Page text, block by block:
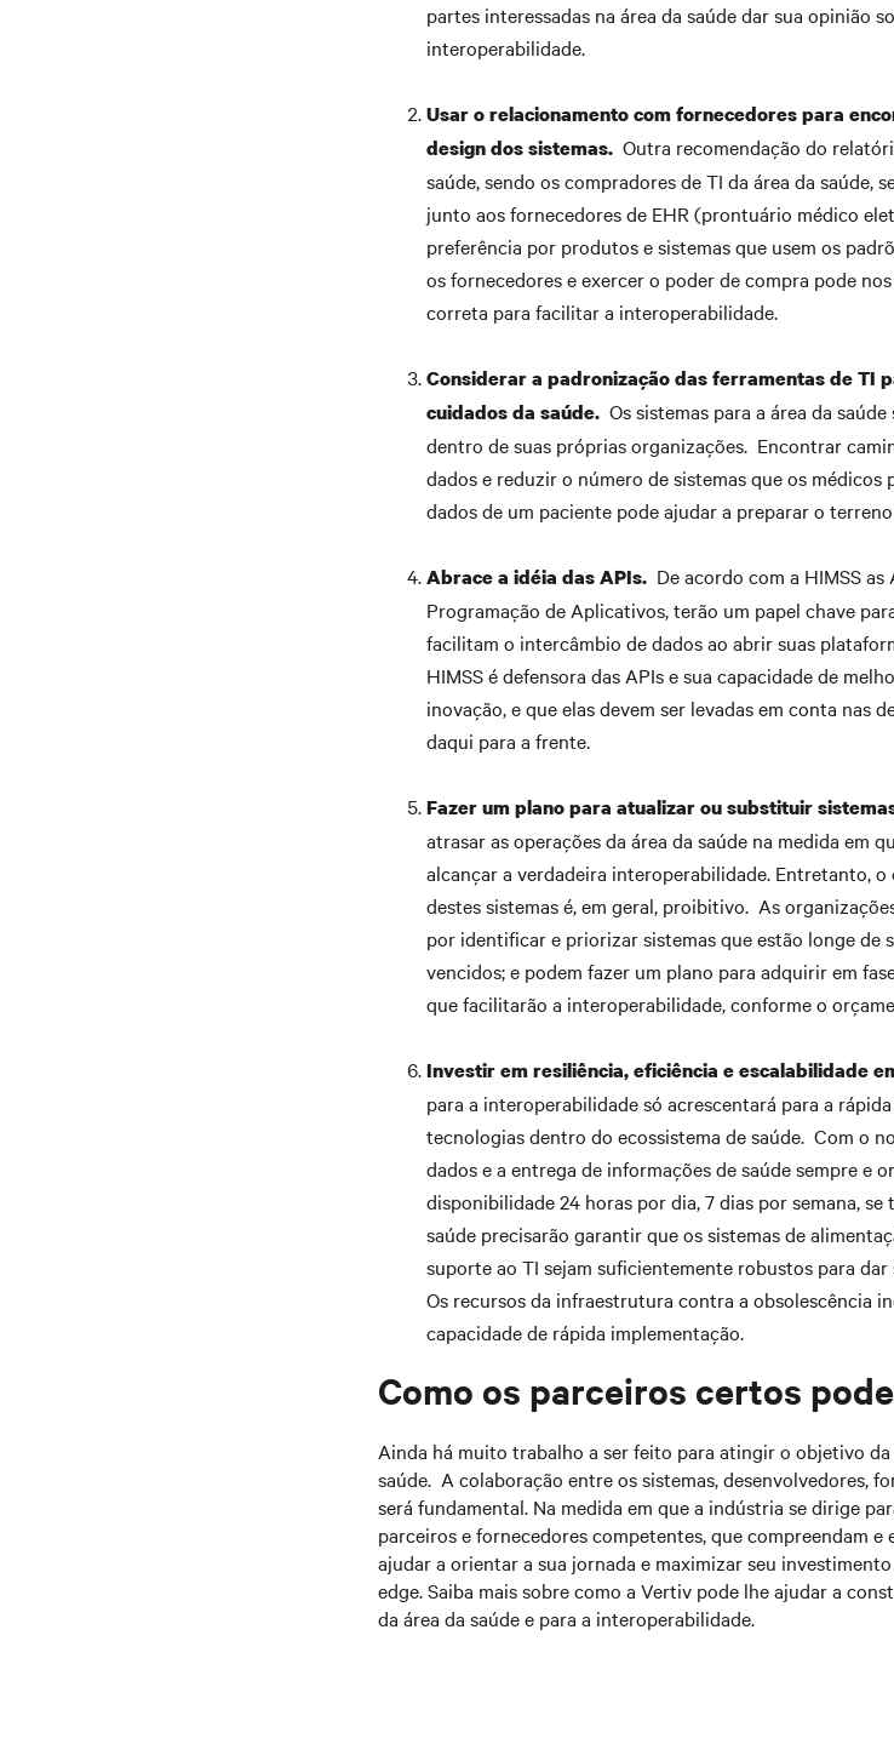
partes interessadas na área da saúde dar sua opinião
interoperabilidade.
Usar o relacionamento com fornecedores para
design dos sistemas. Outra recomendação do
saúde, sendo os compradores de TI da área da saúde,
junto aos fornecedores de EHR (prontuário médico
preferência por produtos e sistemas que usem os
os fornecedores e exercer o poder de compra pode
correta para facilitar a interoperabilidade.
Considerar a padronização das ferramentas de TI
cuidados da saúde. Os sistemas para a área da
dentro de suas próprias organizações. Encontrar
dados e reduzir o número de sistemas que os
dados de um paciente pode ajudar a preparar o
Abrace a idéia das APIs. De acordo com a HIMSS
Programação de Aplicativos, terão um papel chave
facilitam o intercâmbio de dados ao abrir suas
HIMSS é defensora das APIs e sua capacidade de
inovação, e que elas devem ser levadas em conta nas
daqui para a frente.
Fazer um plano para atualizar ou substituir
atrasar as operações da área da saúde na medida em
alcançar a verdadeira interoperabilidade. Entretanto,
destes sistemas é, em geral, proibitivo. As
por identificar e priorizar sistemas que estão longe de
vencidos; e podem fazer um plano para adquirir em
que facilitarão a interoperabilidade, conforme o
Investir em resiliência, eficiência e escalabilidade
para a interoperabilidade só acrescentará para a
tecnologias dentro do ecossistema de saúde. Com o
dados e a entrega de informações de saúde sempre e
disponibilidade 24 horas por dia, 7 dias por semana,
saúde precisarão garantir que os sistemas de
suporte ao TI sejam suficientemente robustos para
Os recursos da infraestrutura contra a obsolescência
capacidade de rápida implementação.
Como os parceiros certos
Ainda há muito trabalho a ser feito para atingir o objetivo
saúde. A colaboração entre os sistemas, desenvolvedores,
será fundamental. Na medida em que a indústria se dirige
parceiros e fornecedores competentes, que compreendam
ajudar a orientar a sua jornada e maximizar seu
edge. Saiba mais sobre como a Vertiv pode lhe ajudar a
da área da saúde e para a interoperabilidade.